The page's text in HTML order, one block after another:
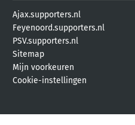
Ajax.supporters.nl
Feyenoord.supporters.nl
PSV.supporters.nl
Sitemap
Mijn voorkeuren
Cookie-instellingen